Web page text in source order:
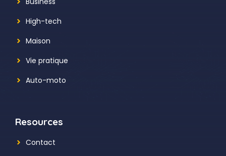
High-tech
Maison
Vie pratique
Auto-moto
Resources
Contact